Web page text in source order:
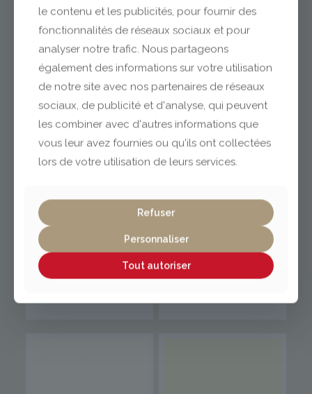
Blanc Cassé U216
Blanc Classique
W960 SM
Blanc Classique
Blanc Craie W908 SM
le contenu et les publicités, pour fournir des
fonctionnalités de réseaux sociaux et pour
analyser notre trafic. Nous partageons
également des informations sur votre utilisation
de notre site avec nos partenaires de réseaux
sociaux, de publicité et d'analyse, qui peuvent
les combiner avec d'autres informations que
vous leur avez fournies ou qu'ils ont collectées
lors de votre utilisation de leurs services.
Refuser
Personnaliser
Tout autoriser